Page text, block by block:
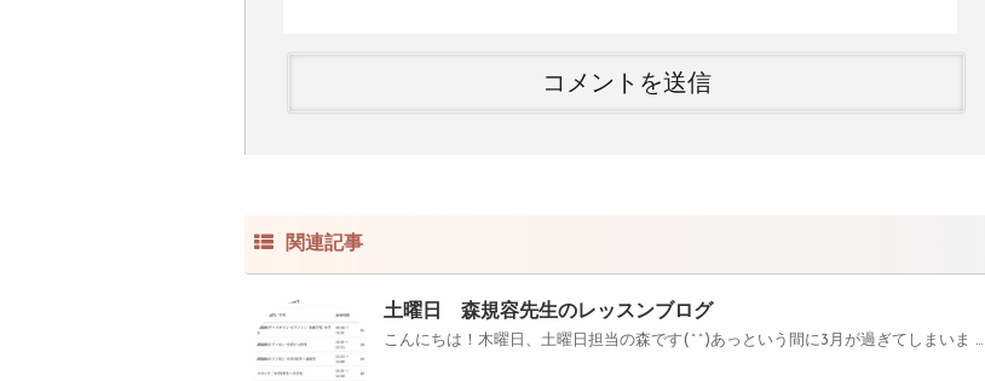
関連記事
土曜日 森規容先生のレッスンブログ
こんにちは！木曜日、土曜日担当の森です(^^)あっという間に3月が過ぎてしまいま …